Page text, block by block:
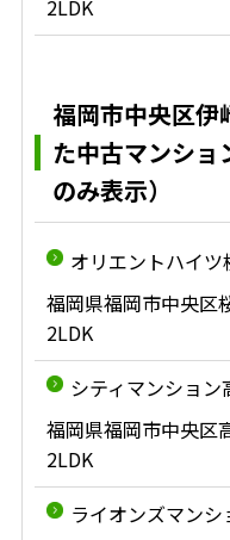
2LDK
福岡市中央区伊
た中古マンシ
のみ表示）
オリエントハイツ
福岡県福岡市中央区
2LDK
シティマンション
福岡県福岡市中央区
2LDK
ライオンズマンシ